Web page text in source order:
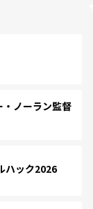
ノーラン監督
ハック2026